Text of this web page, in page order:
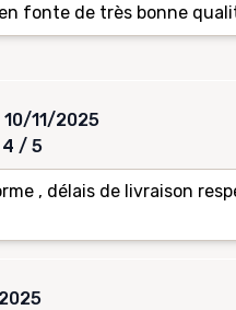
fonte de très bonne
10/11/2025
4 / 5
, délais de livraison